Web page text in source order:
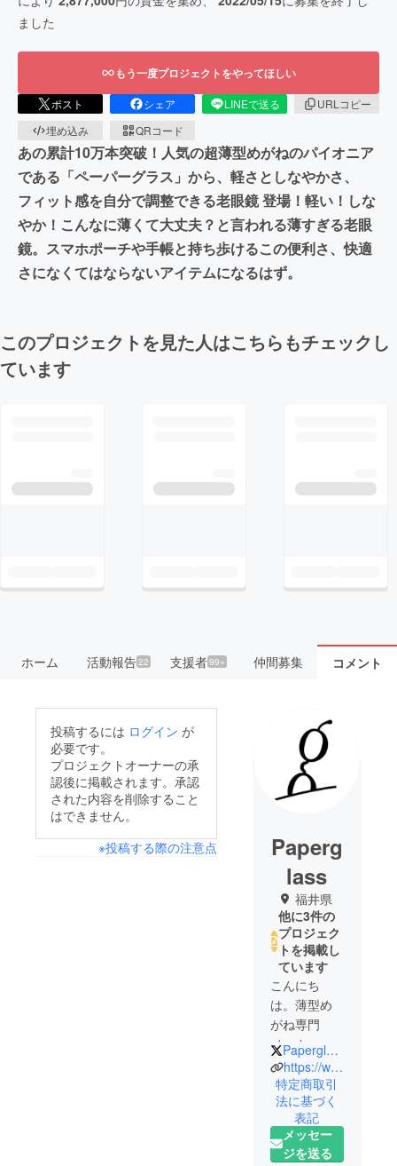
ました
もう一度プロジェクトをやってほしい
ポスト シェア LINEで送る
URLコピー
埋め込み
QRコード
あの累計10万本突破！人気の超薄型めがねのパイオニア
である「ペーパーグラス」から、軽さとしなやかさ、
フィット感を自分で調整できる老眼鏡 登場！軽い！しな
やか！こんなに薄くて大丈夫？と言われる薄すぎる老眼
鏡。スマホポーチや手帳と持ち歩けるこの便利さ、快適
さになくてはならないアイテムになるはず。
このプロジェクトを見た人はこちらもチェックし
ています
ホーム 活動報告22 支援者99+ 仲間募集 コメント
投稿するには ログイン が
必要です。
プロジェクトオーナーの承
認後に掲載されます。承認
された内容を削除すること
はできません。
※投稿する際の注意点
Paperg
lass
福井県
他に3件の
プロジェク
トを掲載し
ています
こんにち
は。薄型め
がね専門
メーカーの
株式会社西
村プレシ
ジョンで
す。
眼鏡の世界
PaperglassSabae
https://www.paperglass.jp/
特定商取引
法に基づく
表記
メッセー
ジを送る